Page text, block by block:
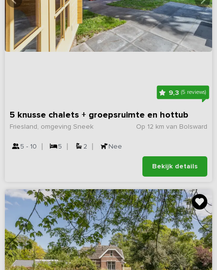
9,3(5 reviews)
5 knusse chalets + groepsruimte en hottub
Op 12 km van Bolsward
Friesland, omgeving Sneek
5 - 10 5 2 Nee
Bekijk details